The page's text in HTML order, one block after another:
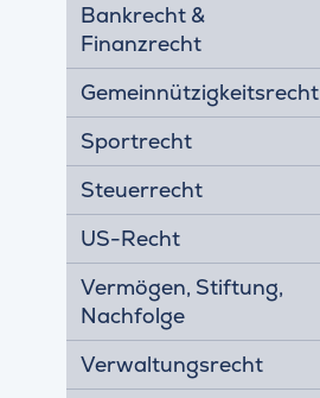
Bankrecht &
Finanzrecht
Gemeinnützigkeitsrecht
Sportrecht
Steuerrecht
US-Recht
Vermögen, Stiftung,
Nachfolge
Verwaltungsrecht